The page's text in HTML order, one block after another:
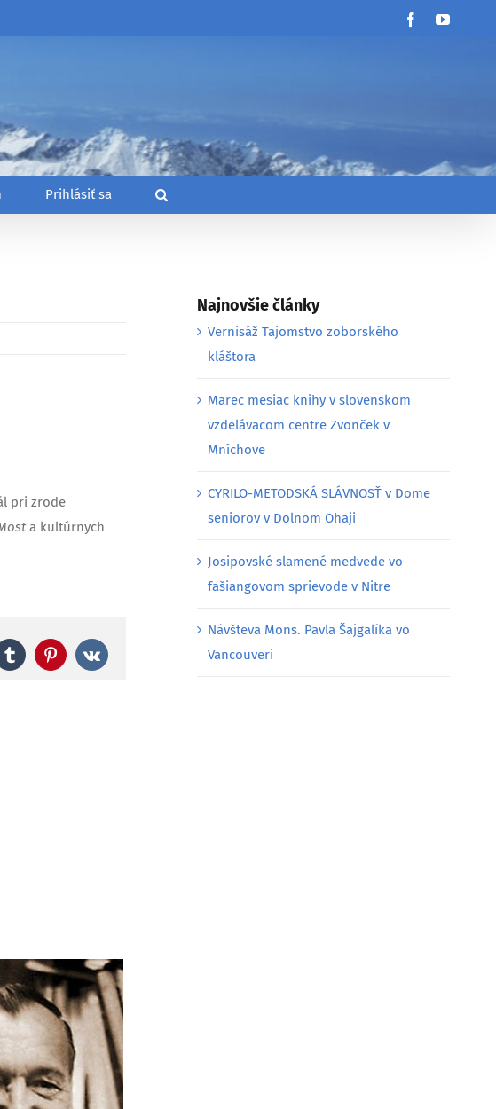
Facebook
Prihlásiť sa
pri zrode
a kultúrnych
Tumblr Pinterest
Vk
Najnovšie články
Vernisáž Tajomstvo zoborského
kláštora
Marec mesiac knihy v slovenskom
vzdelávacom centre Zvonček v
Mníchove
CYRILO-METODSKÁ SLÁVNOSŤ v Dome
seniorov v Dolnom Ohaji
Josipovské slamené medvede vo
fašiangovom sprievode v Nitre
Návšteva Mons. Pavla Šajgalíka vo
Vancouveri